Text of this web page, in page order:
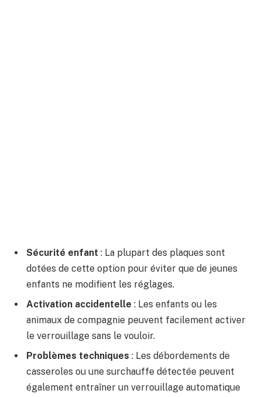
Sécurité enfant : La plupart des plaques sont
dotées de cette option pour éviter que de jeunes
enfants ne modifient les réglages.
Activation accidentelle : Les enfants ou les
animaux de compagnie peuvent facilement activer
le verrouillage sans le vouloir.
Problèmes techniques : Les débordements de
casseroles ou une surchauffe détectée peuvent
également entraîner un verrouillage automatique